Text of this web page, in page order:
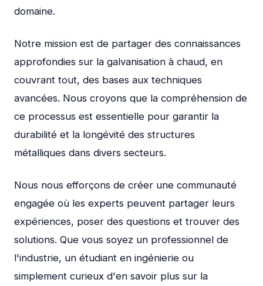
domaine.
Notre mission est de partager des connaissances
approfondies sur la galvanisation à chaud, en
couvrant tout, des bases aux techniques
avancées. Nous croyons que la compréhension de
ce processus est essentielle pour garantir la
durabilité et la longévité des structures
métalliques dans divers secteurs.
Nous nous efforçons de créer une communauté
engagée où les experts peuvent partager leurs
expériences, poser des questions et trouver des
solutions. Que vous soyez un professionnel de
l'industrie, un étudiant en ingénierie ou
simplement curieux d'en savoir plus sur la